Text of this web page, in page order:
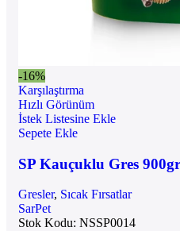
-16%
Karşılaştırma
Hızlı Görünüm
İstek Listesine Ekle
Sepete Ekle
SP Kauçuklu Gres
Gresler, Sıcak Fırsatlar
SarPet
Stok Kodu: NSSP0014